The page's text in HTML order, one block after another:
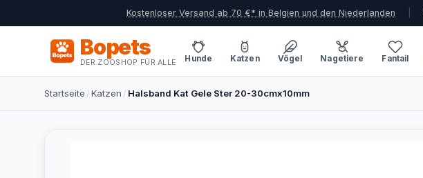
Kostenloser Versand ab 70 €* in Belgien und den Niederlanden
Bopets
DER ZOOSHOP FÜR ALLE Hunde Katzen Vögel Nagetiere Fantail
Startseite /Katzen / Halsband Kat Gele Ster 20-30cmx10mm